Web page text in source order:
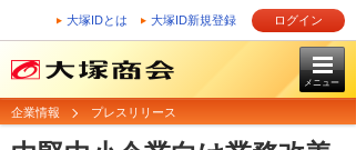
大塚IDとは 大塚ID新規登録 ログイン
メニュー
企業情報 プレスリリース